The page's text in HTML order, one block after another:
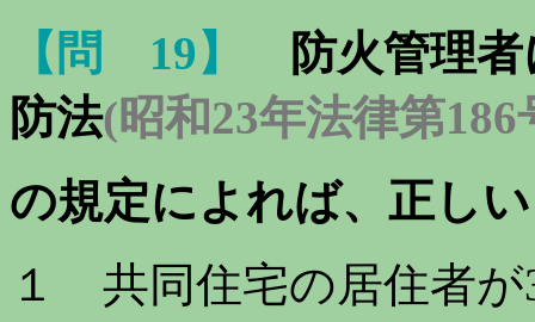
【問 19】
防火管理
防法(昭和23年法律第186
の規定によれば、正し
１ 共同住宅の居住者が